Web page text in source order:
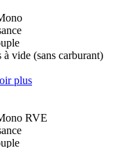
à vide (sans carburant)
plus
RVE